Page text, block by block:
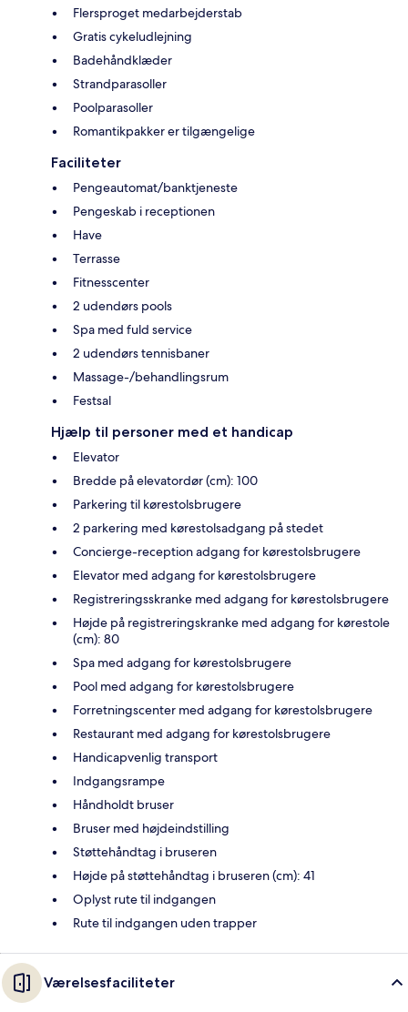
Flersproget medarbejderstab
Gratis cykeludlejning
Badehåndklæder
Strandparasoller
Poolparasoller
Romantikpakker er tilgængelige
Faciliteter
Pengeautomat/banktjeneste
Pengeskab i receptionen
Have
Terrasse
Fitnesscenter
2 udendørs pools
Spa med fuld service
2 udendørs tennisbaner
Massage-/behandlingsrum
Festsal
Hjælp til personer med et handicap
Elevator
Bredde på elevatordør (cm): 100
Parkering til kørestolsbrugere
2 parkering med kørestolsadgang på stedet
Concierge-reception adgang for kørestolsbrugere
Elevator med adgang for kørestolsbrugere
Registreringsskranke med adgang for kørestolsbrugere
Højde på registreringskranke med adgang for kørestole
(cm): 80
Spa med adgang for kørestolsbrugere
Pool med adgang for kørestolsbrugere
Forretningscenter med adgang for kørestolsbrugere
Restaurant med adgang for kørestolsbrugere
Handicapvenlig transport
Indgangsrampe
Håndholdt bruser
Bruser med højdeindstilling
Støttehåndtag i bruseren
Højde på støttehåndtag i bruseren (cm): 41
Oplyst rute til indgangen
Rute til indgangen uden trapper
Værelsesfaciliteter